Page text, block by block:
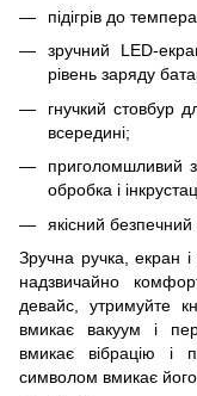
підігрів до
зручний LED-
рівень заряду
гнучкий стовбур
всередині;
приголомшливий
обробка і
якісний
Зручна ручка, екран
надзвичайно
девайс, утримуйте
вмикає вакуум і
вмикає вібрацію і
символом вмикає його